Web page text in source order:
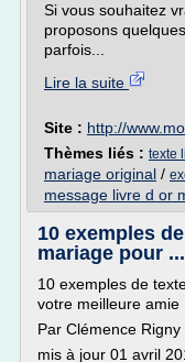
Si vous souhaitez
proposons
parfois...
Lire la suite
Site : http://
Thèmes liés : texte
mariage original /
message livre d or
10 exemples
mariage pour ...
10 exemples de
votre meilleure amie
Par Clémence Rigny
mis à jour 01 avril